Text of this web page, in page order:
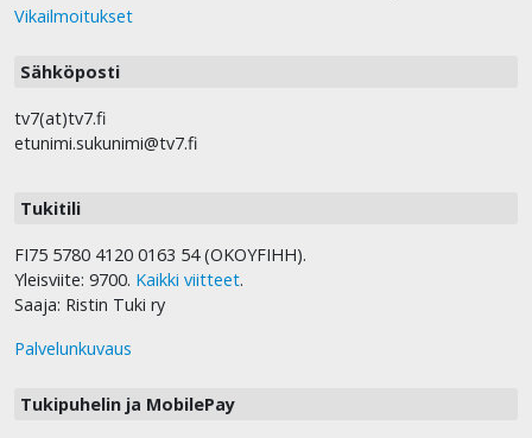
Vikailmoitukset
Sähköposti
tv7(at)tv7.fi
etunimi.sukunimi@tv7.fi
Tukitili
FI75 5780 4120 0163 54 (OKOYFIHH).
Yleisviite: 9700. Kaikki viitteet.
Saaja: Ristin Tuki ry
Palvelunkuvaus
Tukipuhelin ja MobilePay